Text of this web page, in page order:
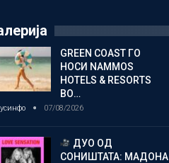
GREEN COAST ГО
НОСИ NAMMOS
HOTELS & RESORTS
ВО…
07/08/2026
ДУО ОД
СОНИШТАТА: МАДОНА